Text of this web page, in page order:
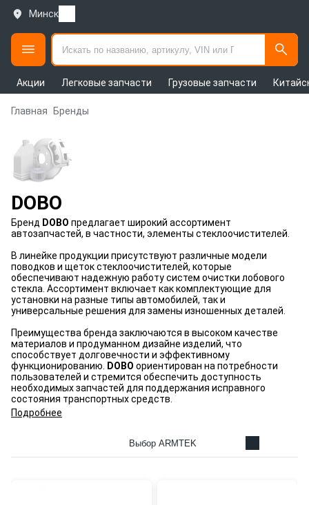
Минск
Акции Легковые запчасти Грузовые запчасти
Главная Бренды
DOBO
Бренд DOBO предлагает широкий ассортимент
автозапчастей, в частности, элементы стеклоочистителей.
В линейке продукции присутствуют различные модели
поводков и щеток стеклоочистителей, которые
обеспечивают надежную работу систем очистки лобового
стекла. Ассортимент включает как комплектующие для
установки на разные типы автомобилей, так и
универсальные решения для замены изношенных деталей.
Преимущества бренда заключаются в высоком качестве
материалов и продуманном дизайне изделий, что
способствует долговечности и эффективному
функционированию.
DOBO ориентирован на потребности
пользователей и стремится обеспечить доступность
необходимых запчастей для поддержания исправного
состояния транспортных средств.
Подробнее
Выбор ARMTEK